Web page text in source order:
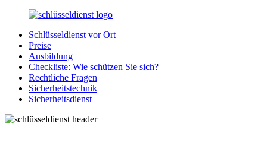
Zurück
Inhalt
SchluesseldienstDirekt.de
Ihre
Notlage
wird
gelöst!
Schlüsseldienst vor Ort
Preise
Ausbildung
Checkliste: Wie schützen Sie sich?
Rechtliche Fragen
Sicherheitstechnik
Sicherheitsdienst